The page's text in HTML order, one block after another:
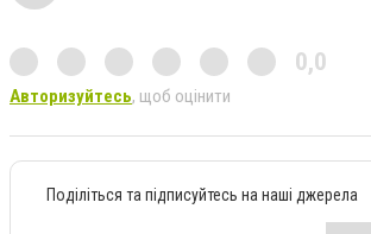
0,0
Авторизуйтесь, щоб оцінити
Поділіться та підписуйтесь на наші джерела